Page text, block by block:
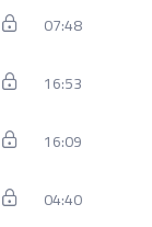
07:48
16:53
16:09
04:40